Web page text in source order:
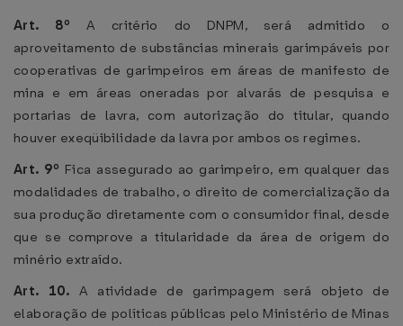
Art. 8º A critério do DNPM, será admitido o
aproveitamento de substâncias minerais garimpáveis por
cooperativas de garimpeiros em áreas de manifesto de
mina e em áreas oneradas por alvarás de pesquisa e
portarias de lavra, com autorização do titular, quando
houver exeqüibilidade da lavra por ambos os regimes.
Art. 9º Fica assegurado ao garimpeiro, em qualquer das
modalidades de trabalho, o direito de comercialização da
sua produção diretamente com o consumidor final, desde
que se comprove a titularidade da área de origem do
minério extraído.
Art. 10. A atividade de garimpagem será objeto de
elaboração de políticas públicas pelo Ministério de Minas